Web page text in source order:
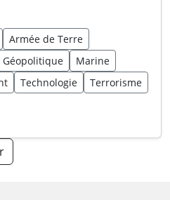
Armée de Terre
Géopolitique
Marine
Technologie
Terrorisme